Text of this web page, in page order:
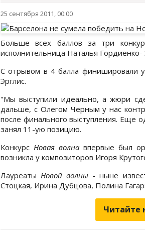
25 сентября 2011, 00:00
Больше всех баллов за три
исполнительница Наталья Гордиенко-
С отрывом в 4 балла финишировали
Эрглис.
"Мы выступили идеально, а жюри
дальше, с Олегом Черным у нас
после финального выступления. Еще
занял 11-ую позицию.
Конкурс Новая волна впервые был
возникла у композиторов Игоря
Лауреаты Новой волны - ныне
Стоцкая, Ирина Дубцова, Полина
Читайте